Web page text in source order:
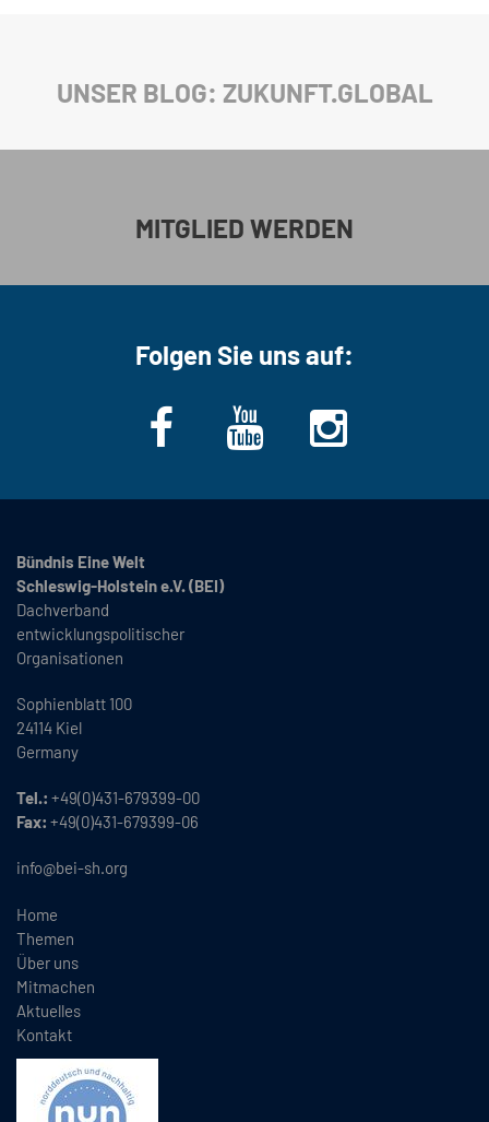
UNSER BLOG: ZUKUNFT.GLOBAL
MITGLIED WERDEN
Folgen Sie uns auf:
Bündnis Eine Welt
Schleswig-Holstein e.V. (BEI)
Dachverband
entwicklungspolitischer
Organisationen
Sophienblatt 100
24114 Kiel
Germany
Tel.: +49(0)431-679399-00
Fax: +49(0)431-679399-06
info@bei-sh.org
Home
Themen
Über uns
Mitmachen
Aktuelles
Kontakt